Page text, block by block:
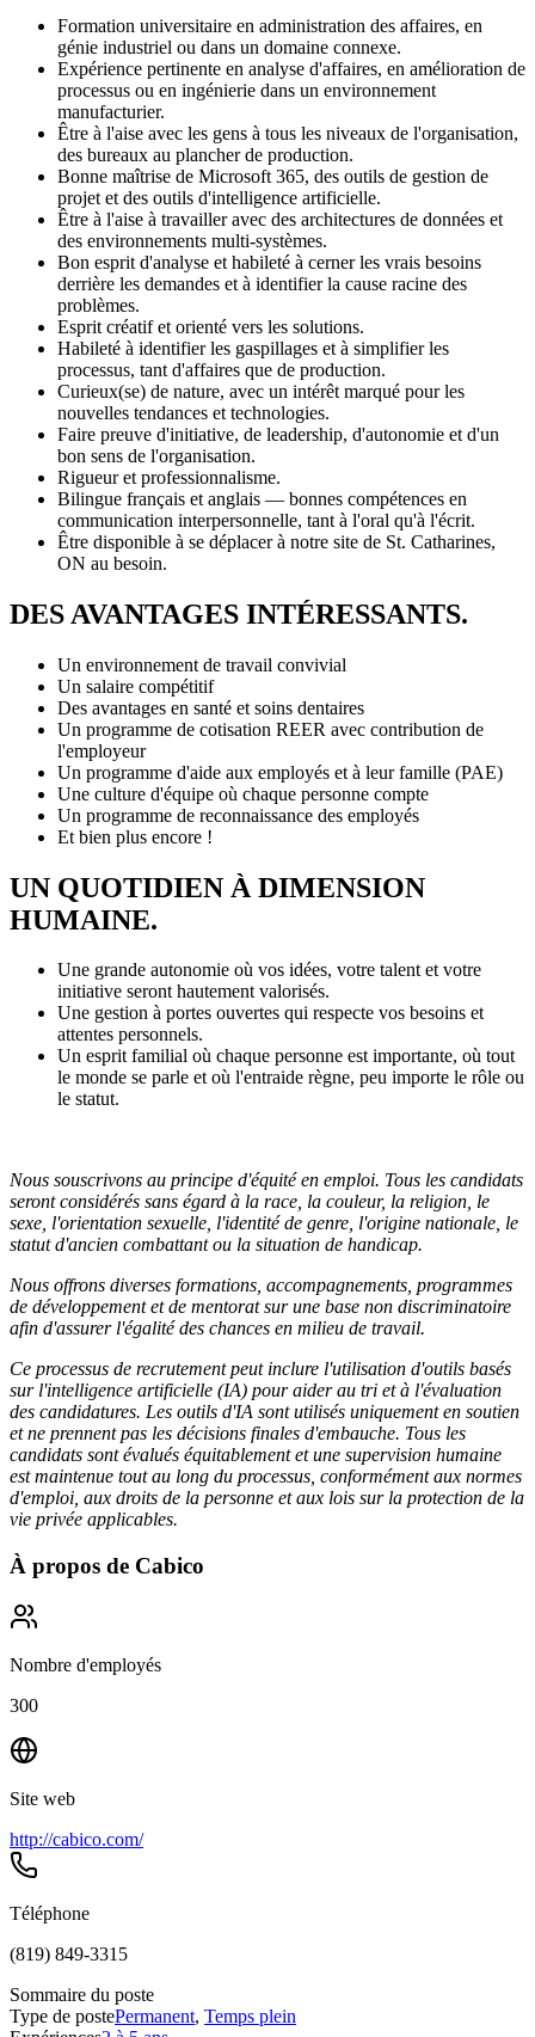
Formation universitaire en administration des affaires, en
génie industriel ou dans un domaine connexe.
Expérience pertinente en analyse d'affaires, en amélioration de
processus ou en ingénierie dans un environnement
manufacturier.
Être à l'aise avec les gens à tous les niveaux de l'organisation,
des bureaux au plancher de production.
Bonne maîtrise de Microsoft 365, des outils de gestion de
projet et des outils d'intelligence artificielle.
Être à l'aise à travailler avec des architectures de données et
des environnements multi-systèmes.
Bon esprit d'analyse et habileté à cerner les vrais besoins
derrière les demandes et à identifier la cause racine des
problèmes.
Esprit créatif et orienté vers les solutions.
Habileté à identifier les gaspillages et à simplifier les
processus, tant d'affaires que de production.
Curieux(se) de nature, avec un intérêt marqué pour les
nouvelles tendances et technologies.
Faire preuve d'initiative, de leadership, d'autonomie et d'un
bon sens de l'organisation.
Rigueur et professionnalisme.
Bilingue français et anglais — bonnes compétences en
communication interpersonnelle, tant à l'oral qu'à l'écrit.
Être disponible à se déplacer à notre site de St. Catharines,
ON au besoin.
DES AVANTAGES INTÉRESSANTS.
Un environnement de travail convivial
Un salaire compétitif
Des avantages en santé et soins dentaires
Un programme de cotisation REER avec contribution de
l'employeur
Un programme d'aide aux employés et à leur famille (PAE)
Une culture d'équipe où chaque personne compte
Un programme de reconnaissance des employés
Et bien plus encore !
UN QUOTIDIEN À DIMENSION
HUMAINE.
Une grande autonomie où vos idées, votre talent et votre
initiative seront hautement valorisés.
Une gestion à portes ouvertes qui respecte vos besoins et
attentes personnels.
Un esprit familial où chaque personne est importante, où tout
le monde se parle et où l'entraide règne, peu importe le rôle ou
le statut.
Nous souscrivons au principe d'équité en emploi. Tous les candidats
seront considérés sans égard à la race, la couleur, la religion, le
sexe, l'orientation sexuelle, l'identité de genre, l'origine nationale, le
statut d'ancien combattant ou la situation de handicap.
Nous offrons diverses formations, accompagnements, programmes
de développement et de mentorat sur une base non discriminatoire
afin d'assurer l'égalité des chances en milieu de travail.
Ce processus de recrutement peut inclure l'utilisation d'outils basés
sur l'intelligence artificielle (IA) pour aider au tri et à l'évaluation
des candidatures. Les outils d'IA sont utilisés uniquement en soutien
et ne prennent pas les décisions finales d'embauche. Tous les
candidats sont évalués équitablement et une supervision humaine
est maintenue tout au long du processus, conformément aux normes
d'emploi, aux droits de la personne et aux lois sur la protection de la
vie privée applicables.
À propos de Cabico
Nombre d'employés
300
Site web
http://cabico.com/
Téléphone
(819) 849-3315
Sommaire du poste
Type de postePermanent, Temps plein